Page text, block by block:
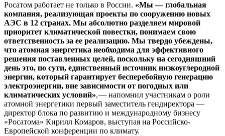
Росатом работает не только в России. «Мы — глобальная
компания, реализующая проекты по сооружению новых
АЭС в 12 странах. Мы абсолютно разделяем мировой
приоритет климатической повестки, понимаем свою
ответственность за ее реализацию. Мы твердо убеждены,
что атомная энергетика необходима для эффективного
решения поставленных целей, поскольку на сегодняшний
день это, по сути, единственный источник низкоуглеродной
энергии, который гарантирует бесперебойную генерацию
электроэнергии, вне зависимости от погодных или
климатических условий», — ​напомнил участникам о роли
атомной энергетики первый заместитель гендиректора — ​
директор блока по развитию и международному бизнесу
«Росатома» Кирилл Комаров, выступая на Российско-
Европейской конференции по климату.